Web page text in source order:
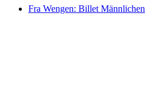
Fra Wengen: Billet Männlichen